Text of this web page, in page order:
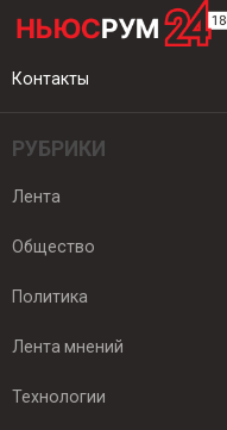
Контакты
РУБРИКИ
Лента
Общество
Политика
Лента мнений
Технологии